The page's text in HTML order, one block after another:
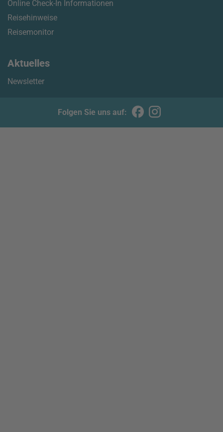
Online Check-In Informationen
Reisehinweise
Reisemonitor
Aktuelles
Newsletter
Folgen Sie uns auf: